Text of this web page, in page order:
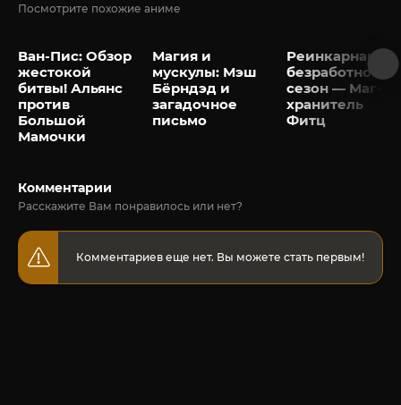
Посмотрите похожие аниме
Ван-Пис: Обзор
жестокой
битвы! Альянс
против
Большой
Мамочки
Магия и
мускулы: Мэш
Бёрндэд и
загадочное
письмо
Реинкарнация
безработного 2
сезон — Маг-
хранитель
Фитц
Комментарии
Расскажите Вам понравилось или нет?
Комментариев еще нет. Вы можете стать первым!